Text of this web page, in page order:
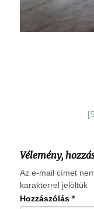
Vélemény,
Az e-mail címet
karakterrel jelöltük
Hozzászólás *